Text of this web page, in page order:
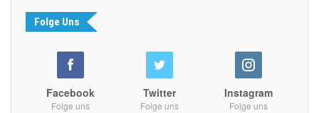
Folge Uns
Facebook
Folge uns
Twitter
Folge uns
Instagram
Folge uns